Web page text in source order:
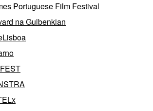
Portuguese Film Festival
na Gulbenkian